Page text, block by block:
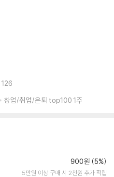
126
창업/취업/은퇴 top100 1주
900원 (5%)
5만원 이상 구매 시 2천원 추가 적립